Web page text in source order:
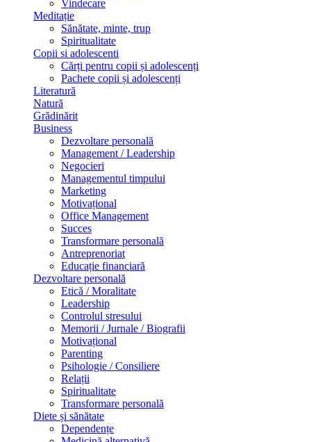
Vindecare
Meditație
Sănătate, minte, trup
Spiritualitate
Copii si adolescenti
Cărți pentru copii și adolescenți
Pachete copii și adolescenți
Literatură
Natură
Grădinărit
Business
Dezvoltare personală
Management / Leadership
Negocieri
Managementul timpului
Marketing
Motivațional
Office Management
Succes
Transformare personală
Antreprenoriat
Educație financiară
Dezvoltare personală
Etică / Moralitate
Leadership
Controlul stresului
Memorii / Jurnale / Biografii
Motivațional
Parenting
Psihologie / Consiliere
Relații
Spiritualitate
Transformare personală
Diete și sănătate
Dependențe